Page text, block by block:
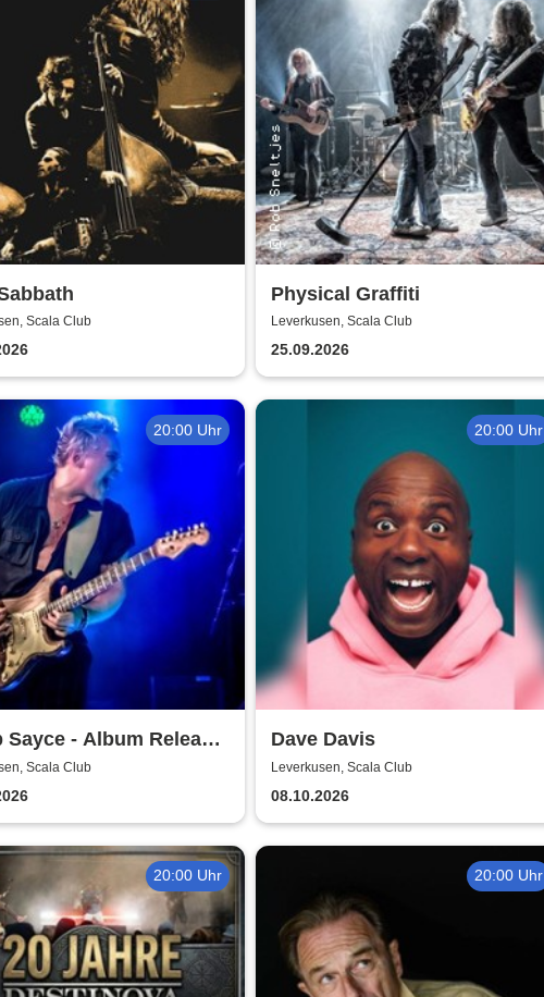
Scala Club
Physical Graffiti
Leverkusen, Scala Club
25.09.2026
20:00 Uhr
Sayce - Album Release
2026
Scala Club
20:00 Uhr
Dave Davis
Leverkusen, Scala Club
08.10.2026
20:00 Uhr 20:00 Uhr